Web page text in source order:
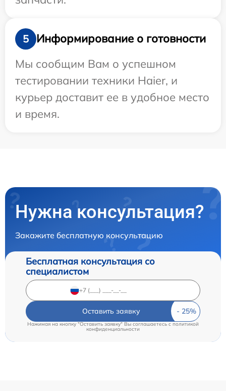
5
Информирование о готовности
Мы сообщим Вам о успешном
тестировании техники Haier, и
курьер доставит ее в удобное место
и время.
Нужна консультация?
Закажите бесплатную консультацию
Бесплатная консультация со
специалистом
Оставить заявку
Нажимая на кнопку "Оставить заявку" Вы соглашаетесь cполитикой
конфиденциальности